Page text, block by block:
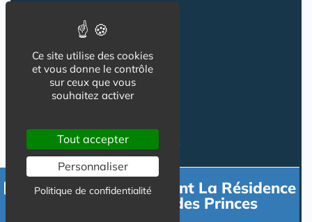
Actu Marché
Emploi
Formation
Habitat Groupé Senior
Habitat Partagé
Contacter directement La Résidence
DOMITYS La Cité des Princes
Ce site utilise des cookies
et vous donne le contrôle
sur ceux que vous
souhaitez activer
Tout accepter
Personnaliser
Politique de confidentialité